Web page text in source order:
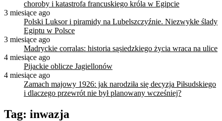
choroby i katastrofa francuskiego króla w Egipcie
3 miesiące ago
Polski Luksor i piramidy na Lubelszczyźnie. Niezwykłe ślady
Egiptu w Polsce
3 miesiące ago
Madryckie corralas: historia sąsiedzkiego życia wraca na ulice
4 miesiące ago
Pijackie oblicze Jagiellonów
4 miesiące ago
Zamach majowy 1926: jak narodziła się decyzja Piłsudskiego
i dlaczego przewrót nie był planowany wcześniej?
Tag: inwazja